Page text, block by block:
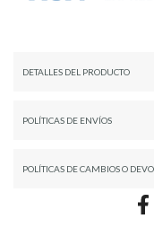
DETALLES DEL PRODUCTO
POLÍTICAS DE ENVÍOS
POLÍTICAS DE CAMBIOS O